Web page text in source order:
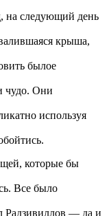
на следующий день
крыша,
былое
чудо. Они
используя
которые бы
Все было
Радзивиллов — да и